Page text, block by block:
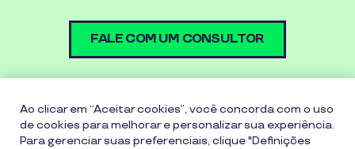
FALE COM UM CONSULTOR
Nossos Produtos
Ao clicar em “Aceitar cookies”, você concorda com o uso
de cookies para melhorar e personalizar sua experiência.
Para gerenciar suas preferenciais, clique "Definições